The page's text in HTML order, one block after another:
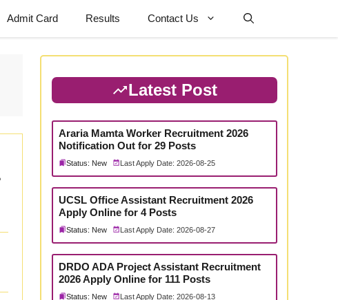
Admit Card Results Contact Us
Latest Post
Araria Mamta Worker Recruitment 2026
Notification Out for 29 Posts
Status: New Last Apply Date: 2026-08-25
UCSL Office Assistant Recruitment 2026
Apply Online for 4 Posts
Status: New Last Apply Date: 2026-08-27
DRDO ADA Project Assistant Recruitment
2026 Apply Online for 111 Posts
Status: New Last Apply Date: 2026-08-13